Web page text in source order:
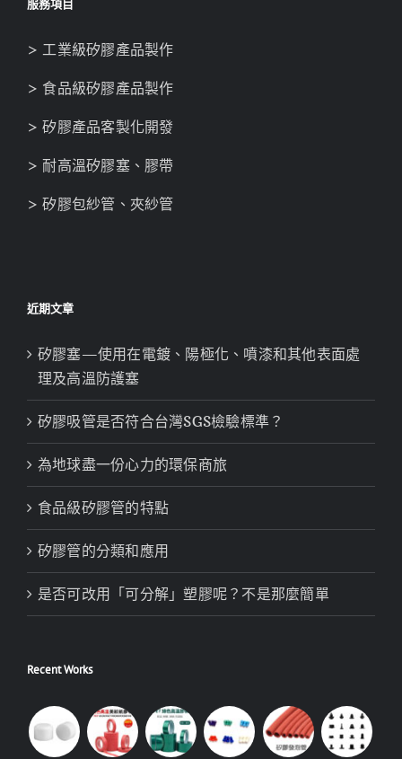
服務項目
> 工業級矽膠產品製作
> 食品級矽膠產品製作
> 矽膠產品客製化開發
> 耐高溫矽膠塞、膠帶
> 矽膠包紗管、夾紗管
近期文章
矽膠塞—使用在電鍍、陽極化、噴漆和其他表面處
理及高溫防護塞
矽膠吸管是否符合台灣SGS檢驗標準？
為地球盡一份心力的環保商旅
食品級矽膠管的特點
矽膠管的分類和應用
是否可改用「可分解」塑膠呢？不是那麼簡單
Recent Works